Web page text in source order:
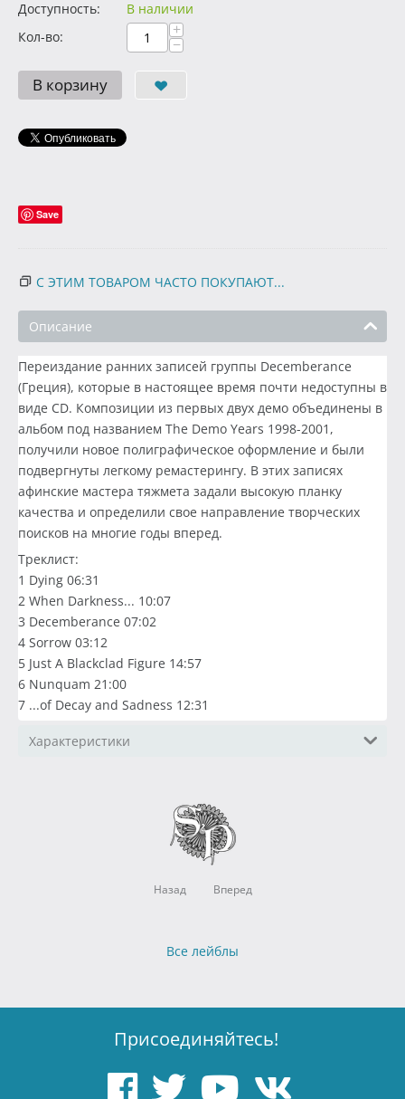
Доступность:
В наличии
Кол-во:
+
−
В корзину
Save
С ЭТИМ ТОВАРОМ ЧАСТО ПОКУПАЮТ...
Описание
Переиздание ранних записей группы Decemberance
(Греция), которые в настоящее время почти недоступны в
виде CD. Композиции из первых двух демо объединены в
альбом под названием The Demo Years 1998-2001,
получили новое полиграфическое оформление и были
подвергнуты легкому ремастерингу. В этих записях
афинские мастера тяжмета задали высокую планку
качества и определили свое направление творческих
поисков на многие годы вперед.
Треклист:
1 Dying 06:31
2 When Darkness... 10:07
3 Decemberance 07:02
4 Sorrow 03:12
5 Just A Blackclad Figure 14:57
6 Nunquam 21:00
7 ...of Decay and Sadness 12:31
Характеристики
Назад Вперед
Все лейблы
Присоединяйтесь!